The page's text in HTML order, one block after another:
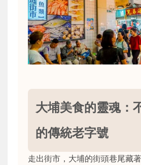
大埔美食的靈魂：
的傳統老字號
走出街市，大埔的街頭巷尾藏